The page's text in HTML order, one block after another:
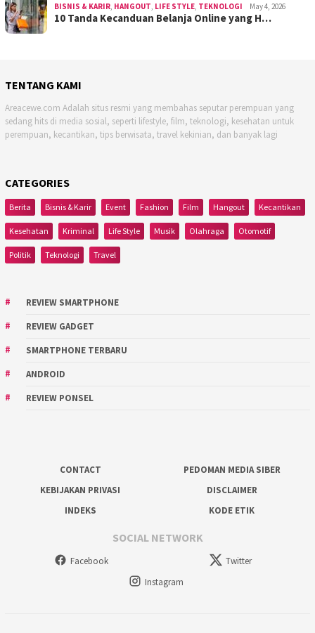
BISNIS & KARIR HANGOUT LIFE STYLE TEKNOLOGI May 4, 2026
10 Tanda Kecanduan Belanja Online yang H…
TENTANG KAMI
Areacewe.com Adalah situs resmi yang membahas seputar perempuan yang
sedang hits di media sosial, seperti lifestyle, film, teknologi, kesehatan untuk
perempuan, kecantikan, tips berwisata, travel kekinian, dan banyak lagi
CATEGORIES
Berita Bisnis & Karir Event Fashion Film Hangout Kecantikan
Kesehatan Kriminal Life Style Musik Olahraga Otomotif
Politik Teknologi Travel
REVIEW SMARTPHONE
REVIEW GADGET
SMARTPHONE TERBARU
ANDROID
REVIEW PONSEL
CONTACT
PEDOMAN MEDIA SIBER
KEBIJAKAN PRIVASI
DISCLAIMER
INDEKS
KODE ETIK
SOCIAL NETWORK
Facebook
Twitter
Instagram